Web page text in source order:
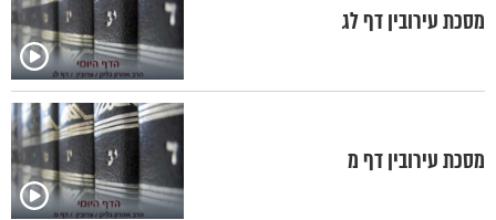
מסכת עירובין דף לג
מסכת עירובין דף מ